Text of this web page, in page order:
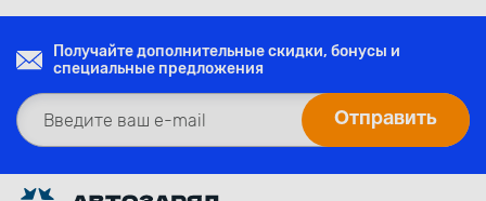
Получайте дополнительные скидки, бонусы и
специальные предложения